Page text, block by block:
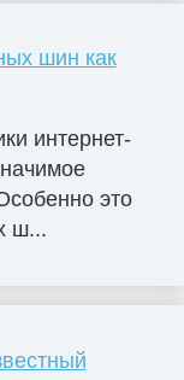
шин как
интернет-
это
ш...